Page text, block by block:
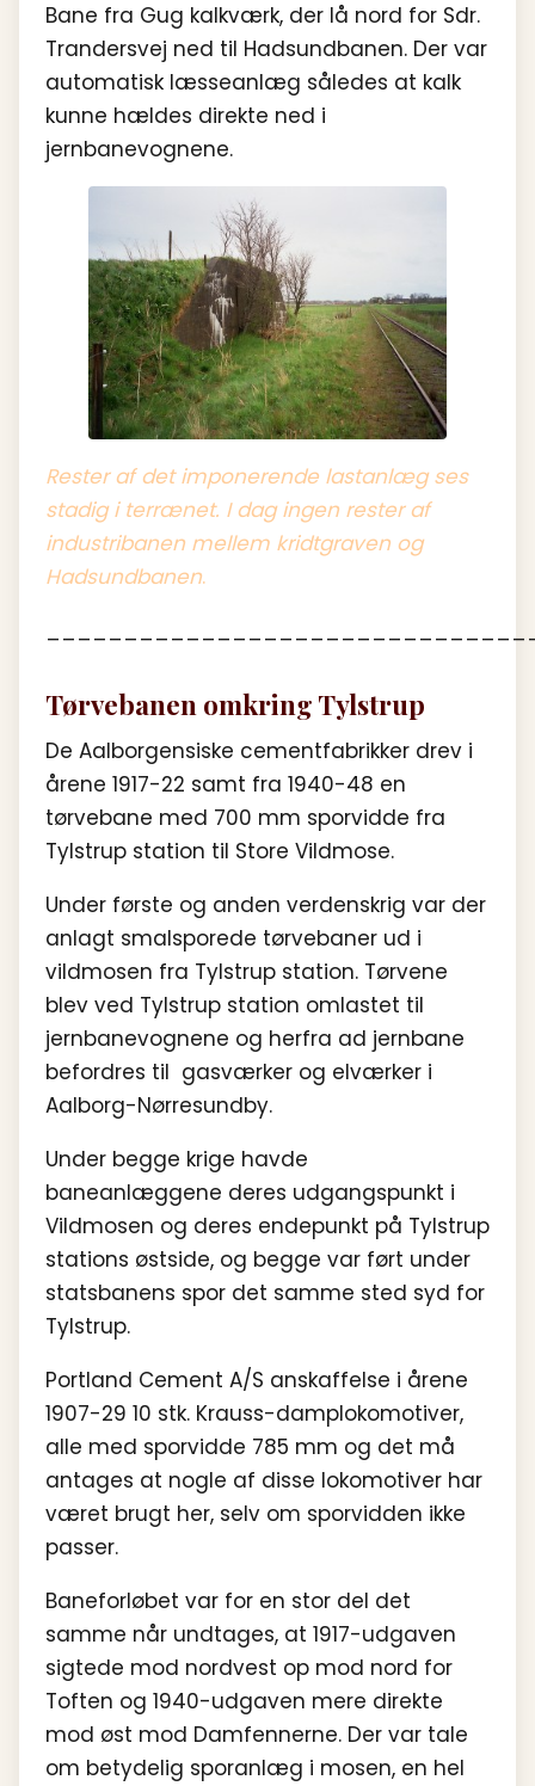
Bane fra Gug kalkværk, der lå nord for Sdr.
Trandersvej ned til Hadsundbanen. Der var
automatisk læsseanlæg således at kalk
kunne hældes direkte ned i
jernbanevognene.
Rester af det imponerende lastanlæg ses
stadig i terrænet. I dag ingen rester af
industribanen mellem kridtgraven og
Hadsundbanen.
Tørvebanen omkring Tylstrup
De Aalborgensiske cementfabrikker drev i
årene 1917-22 samt fra 1940-48 en
tørvebane med 700 mm sporvidde fra
Tylstrup station til Store Vildmose.
Under første og anden verdenskrig var der
anlagt smalsporede tørvebaner ud i
vildmosen fra Tylstrup station. Tørvene
blev ved Tylstrup station omlastet til
jernbanevognene og herfra ad jernbane
befordres til gasværker og elværker i
Aalborg-Nørresundby.
Under begge krige havde
baneanlæggene deres udgangspunkt i
Vildmosen og deres endepunkt på Tylstrup
stations østside, og begge var ført under
statsbanens spor det samme sted syd for
Tylstrup.
Portland Cement A/S anskaffelse i årene
1907-29 10 stk. Krauss-damplokomotiver,
alle med sporvidde 785 mm og det må
antages at nogle af disse lokomotiver har
været brugt her, selv om sporvidden ikke
passer.
Baneforløbet var for en stor del det
samme når undtages, at 1917-udgaven
sigtede mod nordvest op mod nord for
Toften og 1940-udgaven mere direkte
mod øst mod Damfennerne. Der var tale
om betydelig sporanlæg i mosen, en hel